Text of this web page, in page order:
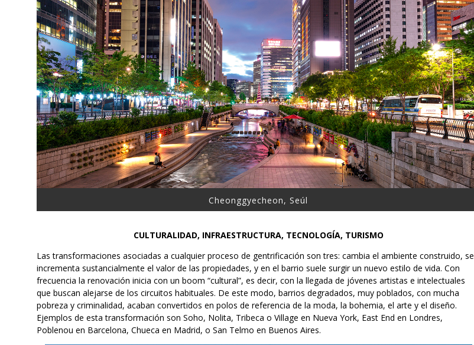
Cheonggyecheon, Seúl
CULTURALIDAD, INFRAESTRUCTURA, TECNOLOGÍA, TURISMO
Las transformaciones asociadas a cualquier proceso de gentrificación son tres: cambia el ambiente construido, se
incrementa sustancialmente el valor de las propiedades, y en el barrio suele surgir un nuevo estilo de vida. Con
frecuencia la renovación inicia con un boom “cultural”, es decir, con la llegada de jóvenes artistas e intelectuales
que buscan alejarse de los circuitos habituales. De este modo, barrios degradados, muy poblados, con mucha
pobreza y criminalidad, acaban convertidos en polos de referencia de la moda, la bohemia, el arte y el diseño.
Ejemplos de esta transformación son Soho, Nolita, Tribeca o Village en Nueva York, East End en Londres,
Poblenou en Barcelona, Chueca en Madrid, o San Telmo en Buenos Aires.